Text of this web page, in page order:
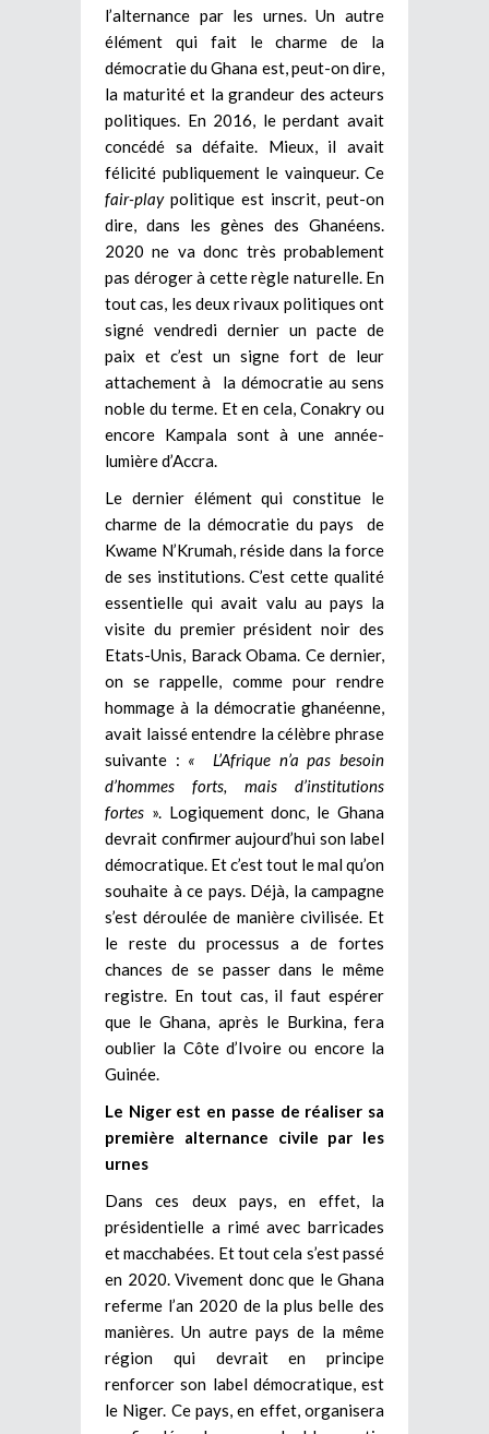
l’alternance par les urnes. Un autre
élément qui fait le charme de la
démocratie du Ghana est, peut-on dire,
la maturité et la grandeur des acteurs
politiques. En 2016, le perdant avait
concédé sa défaite. Mieux, il avait
félicité publiquement le vainqueur. Ce
fair-playpolitique est inscrit, peut-on
dire, dans les gènes des Ghanéens.
2020 ne va donc très probablement
pas déroger à cette règle naturelle. En
tout cas, les deux rivaux politiques ont
signé vendredi dernier un pacte de
paix et c’est un signe fort de leur
attachement à la démocratie au sens
noble du terme. Et en cela, Conakry ou
encore Kampala sont à une année-
lumière d’Accra.
Le dernier élément qui constitue le
charme de la démocratie du pays de
Kwame N’Krumah, réside dans la force
de ses institutions. C’est cette qualité
essentielle qui avait valu au pays la
visite du premier président noir des
Etats-Unis, Barack Obama. Ce dernier,
on se rappelle, comme pour rendre
hommage à la démocratie ghanéenne,
avait laissé entendre la célèbre phrase
suivante : « L’Afrique n’a pas besoin
d’hommes forts, mais d’institutions
fortes ». Logiquement donc, le Ghana
devrait confirmer aujourd’hui son label
démocratique. Et c’est tout le mal qu’on
souhaite à ce pays. Déjà, la campagne
s’est déroulée de manière civilisée. Et
le reste du processus a de fortes
chances de se passer dans le même
registre. En tout cas, il faut espérer
que le Ghana, après le Burkina, fera
oublier la Côte d’Ivoire ou encore la
Guinée.
Le Niger est en passe de réaliser sa
première alternance civile par les
urnes
Dans ces deux pays, en effet, la
présidentielle a rimé avec barricades
et macchabées. Et tout cela s’est passé
en 2020. Vivement donc que le Ghana
referme l’an 2020 de la plus belle des
manières. Un autre pays de la même
région qui devrait en principe
renforcer son label démocratique, est
le Niger. Ce pays, en effet, organisera